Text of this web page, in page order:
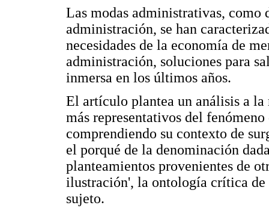
Las modas administrativas, como
administración, se han
necesidades de la economía de
administración, soluciones para
inmersa en los últimos años.
El artículo plantea un análisis a
más representativos del
comprendiendo su contexto de
el porqué de la denominación
planteamientos provenientes de
ilustración', la ontología crítica
sujeto.